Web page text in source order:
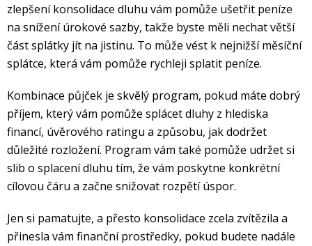
zlepšení konsolidace dluhu vám pomůže ušetřit peníze
na snížení úrokové sazby, takže byste měli nechat větší
část splátky jít na jistinu. To může vést k nejnižší měsíční
splátce, která vám pomůže rychleji splatit peníze.
Kombinace půjček je skvělý program, pokud máte dobrý
příjem, který vám pomůže splácet dluhy z hlediska
financí, úvěrového ratingu a způsobu, jak dodržet
důležité rozložení. Program vám také pomůže udržet si
slib o splacení dluhu tím, že vám poskytne konkrétní
cílovou čáru a začne snižovat rozpětí úspor.
Jen si pamatujte, a přesto konsolidace zcela zvítězila a
přinesla vám finanční prostředky, pokud budete nadále